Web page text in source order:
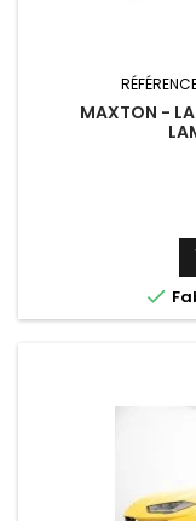
MAXTON -
